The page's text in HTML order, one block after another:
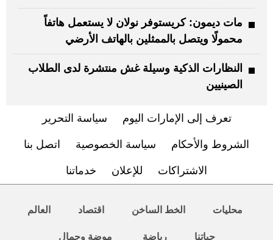
مات ديمون: كريستوفر نولان لا يستعمل هاتفاً
محمولًا ويتصل بالممثلين بالهاتف الأرضي
النظارات الذكية وسيلة غش منتشرة لدى الطلاب
الصينيين
تعرف إلى الإمارات اليوم سياسة التحرير
الشروط والأحكام سياسة الخصوصية اتصل بنا
الاشتراكات للإعلان خدماتنا
محليات الخط الساخن اقتصاد العالم
حياتنا رياضة موضة وجمال